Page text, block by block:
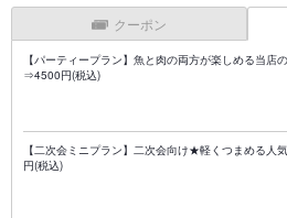
クーポン
【パーティープラン】魚と肉の両方が楽しめる当店
⇒4500円(税込)
【二次会ミニプラン】二次会向け★軽くつまめる
円(税込)